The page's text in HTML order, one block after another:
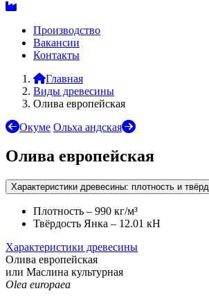
Производство
Вакансии
Контакты
Главная
Виды древесины
Олива европейская
Окуме Ольха андская
Олива европейская
Характеристики древесины: плотность и
Плотность – 990 кг/м³
Твёрдость Янка – 12.01 кН
Характеристики древесины
Олива европейская
или Маслина культурная
Olea europaea